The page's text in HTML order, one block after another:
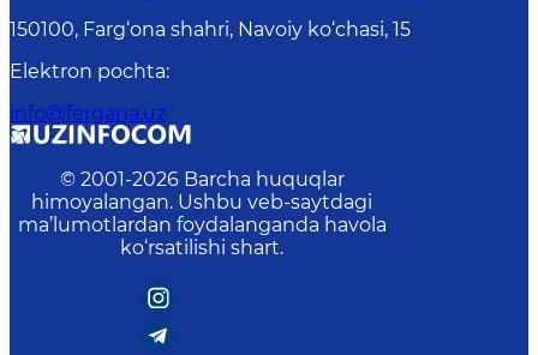
150100, Fаrg‘оnа shаhri, Nаvоiy ko‘chаsi, 15
Elektron pochta:
info@fergana.uz
© 2001-2026 Barcha huquqlar
himoyalangan. Ushbu veb-saytdagi
ma’lumotlardan foydalanganda havola
ko‘rsatilishi shart.